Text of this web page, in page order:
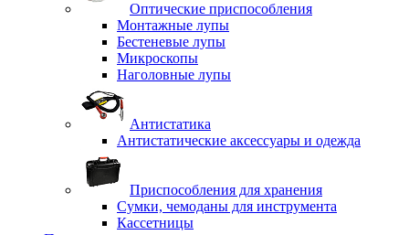
Оптические приспособления
Монтажные лупы
Бестеневые лупы
Микроскопы
Наголовные лупы
Антистатика
Антистатические аксессуары и одежда
Приспособления для хранения
Сумки, чемоданы для инструмента
Кассетницы